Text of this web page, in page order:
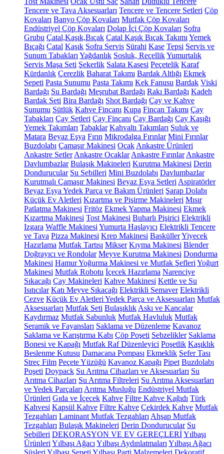
Tencere ve Tava Aksesuarları Tencere ve Tencere Setleri Çöp
Kovaları Banyo Çöp Kovaları Mutfak Çöp Kovaları
Endüstriyel Çöp Kovaları Dolap İçi Çöp Kovaları Sofra
Grubu Çatal,Kaşık,Bıçak Çatal Kaşık Bıçak Takımı Yemek
Bıçağı Çatal Kaşık Sofra Servis Sürahi Kase Tepsi Servis ve
Sunum Tabakları Yağdanlık Sosluk, ReçellikYumurtalık
Servis Maşa Seti Şekerlik Salata Kasesi Peçetelik Karaf
Kürdanlık Çerezlik Baharat Takımı Bardak Altlığı Ekmek
Sepeti Pasta Sunumu Pasta Takımı Kek Fanusu Bardak Viski
Bardağı Su Bardağı Meşrubat Bardağı Rakı Bardağı Kadeh
Bardak Seti Bira Bardağı Shot Bardağı Çay ve Kahve
Sunumu Sütlük Kahve Fincanı Kupa Fincan Takımı Çay
Tabakları Çay Setleri Çay Fincanı Çay Bardağı Çay Kaşığı
Yemek Takımları Tabaklar Kahvaltı Takımları Suluk ve
Matara Beyaz Eşya Fırın Mikrodalga Fırınlar Mini Fırınlar
Buzdolabı Çamaşır Makinesi Ocak Ankastre Ürünleri
Ankastre Setler Ankastre Ocaklar Ankastre Fırınlar Ankastre
Davlumbazlar Bulaşık Makineleri Kurutma Makinesi Derin
Dondurucular Su Sebilleri Mini Buzdolabı Davlumbazlar
Kurutmalı Çamaşır Makinesi Beyaz Eşya Setleri Aspiratörler
Beyaz Eşya Yedek Parça ve Bakım Ürünleri Şarap Dolabı
Küçük Ev Aletleri Kızartma ve Pişirme Makineleri Mısır
Patlatma Makinesi Fritöz Ekmek Yapma Makinesi Ekmek
Kızartma Makinesi Tost Makinesi Buharlı Pişirici Elektrikli
Izgara Waffle Makinesi Yumurta Haşlayıcı Elektrikli Tencere
ve Tava Pizza Makinesi Krep Makinesi BasküllerYiyecek
Hazırlama Mutfak Tartısı Mikser Kıyma Makinesi Blender
Doğrayıcı ve Rondolar Meyve Kurutma Makinesi Dondurma
Makinesi Hamur Yoğurma Makinesi ve Mutfak Şefleri Yoğurt
Makinesi Mutfak Robotu İçecek Hazırlama Narenciye
Sıkacağı Çay Makineleri Kahve Makinesi Kettle ve Su
Isıtıcılar Katı Meyve Sıkacağı Elektrikli Semaver Elektrikli
Cezve Küçük Ev Aletleri Yedek Parça ve Aksesuarları Mutfak
Aksesuarları Mutfak Seti Bulaşıklık Askı ve Kancalar
Kaydırmaz Mutfak Sabunluk Mutfak Havluluk Mutfak
Seramik ve Fayansları Saklama ve Düzenleme Kavanoz
Saklama ve Karıştırma Kabı Çöp Poşeti Sebzelikler Saklama
Bonesi ve Kapağı Mutfak Raf Düzenleyici Poşetlik Kaşıklık
Beslenme Kutusu Damacana Pompası Ekmeklik Sefer Tası
Streç Film Peçete Yüzüğü Kavanoz Kapağı Pipet Buzdolabı
Poşeti Doypack Su Arıtma Cihazları ve Aksesuarları Su
Arıtma Cihazları Su Arıtma Filtreleri Su Arıtma Aksesuarları
ve Yedek Parçaları Arıtma Musluğu Endüstriyel Mutfak
Ürünleri Gıda ve İçecek Kahve Filtre Kahve Kağıdı Türk
Kahvesi Kapsül Kahve Filtre Kahve Çekirdek Kahve Mutfak
Tezgahları Laminant Mutfak Tezgahları Ahşap Mutfak
Tezgahları Bulaşık Makineleri Derin Dondurucular Su
Sebilleri DEKORASYON VE EV GEREÇLERİYılbaşı
Ürünleri Yılbaşı Ağacı Yılbaşı Aydınlatmaları Yılbaşı Ağacı
Süsleri Yılbaşı Sepeti Yılbaşı Parti Malzemeleri Dekoratif